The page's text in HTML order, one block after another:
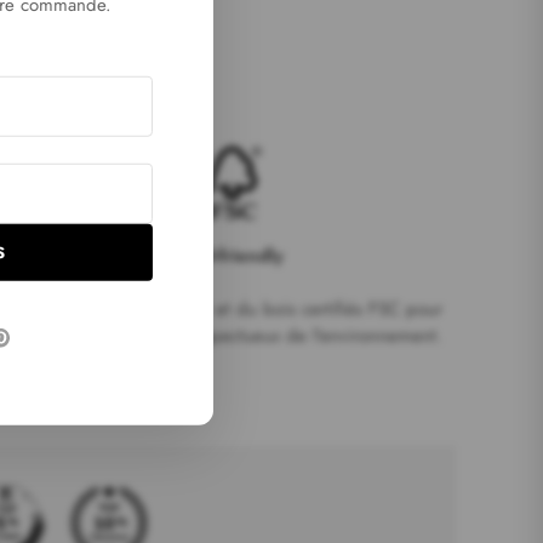
ECO-friendly
Nous utilisons du papier et du bois certifiés FSC pour
garantir des produits respectueux de l'environnement.